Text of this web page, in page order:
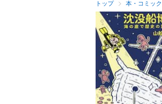
トップ 本・コミック